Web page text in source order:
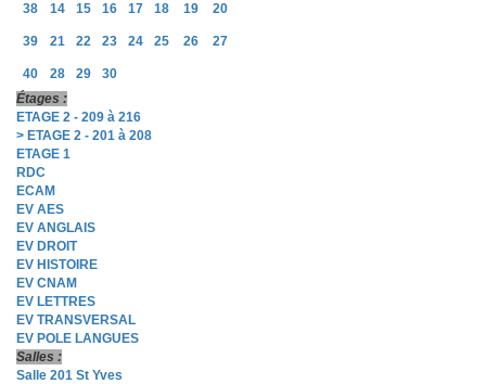
38 14 15 16 17 18 19 20
39 21 22 23 24 25 26 27
40 28 29
30
Étages :
ETAGE 2 - 209 à 216
> ETAGE 2 - 201 à 208
ETAGE 1
RDC
ECAM
EV AES
EV ANGLAIS
EV DROIT
EV HISTOIRE
EV CNAM
EV LETTRES
EV TRANSVERSAL
EV POLE LANGUES
Salles :
Salle 201 St Yves